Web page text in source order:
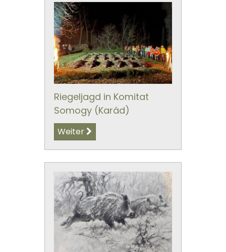
Riegeljagd in Komitat
Somogy (Karád)
Weiter